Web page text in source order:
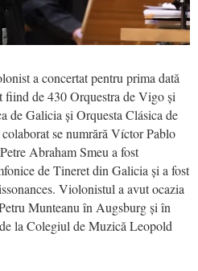
a concertat pentru prima dată
fiind de 430 Orquestra de Vigo și
de Galicia și Orquesta Clásica de
se numrără Víctor Pablo
Abraham Smeu a fost
de Tineret din Galicia și a fost
Violonistul a avut ocazia
Munteanu în Augsburg și în
la Colegiul de Muzică Leopold